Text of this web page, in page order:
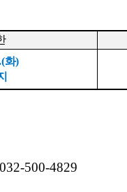
화)
032-500-4829